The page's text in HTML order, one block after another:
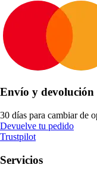
Envío y devolución
30 días para cambiar de
Devuelve tu pedido
Trustpilot
Servicios